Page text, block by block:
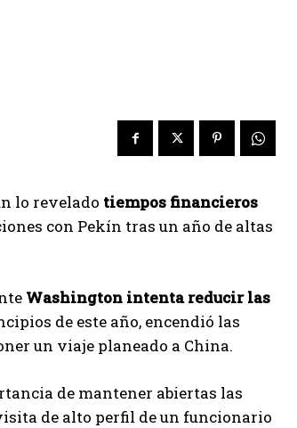
lo revelado tiempos financieros
con Pekín tras un año de altas
Washington intenta reducir las
de este año, encendió las
un viaje planeado a China.
de mantener abiertas las
de alto perfil de un funcionario